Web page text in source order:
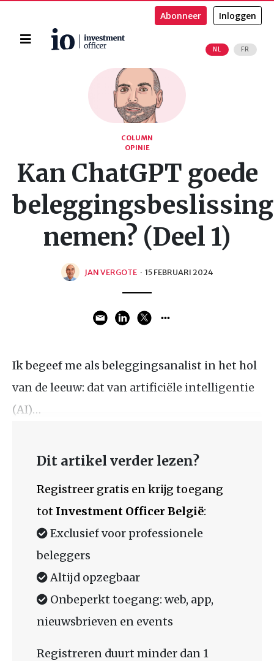
Home
NL FR
Abonneer Inloggen
COLUMN
OPINIE
Kan ChatGPT goede
nemen? (Deel 1)
JAN VERGOTE · 15 FEBRUARI 2024
Ik begeef me als beleggingsanalist in het hol
van de leeuw: dat van artificiële intelligentie
(AI)…
Dit artikel verder lezen?
Registreer gratis en krijg toegang
tot Investment Officer België:
Exclusief voor professionele
beleggers
Altijd opzegbaar
Onbeperkt toegang: web, app,
nieuwsbrieven en events
Registreren duurt minder dan 1